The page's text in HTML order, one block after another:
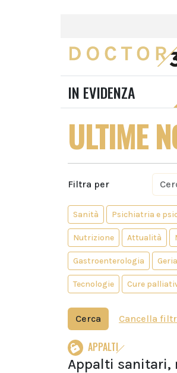
IN EVIDENZA
ULTIME
Filtra per
Sanità Psichiatria e
Nutrizione Attualità
Gastroenterologia
Tecnologie Cure
Cerca Cancella
APPALTI
Appalti sanitari,